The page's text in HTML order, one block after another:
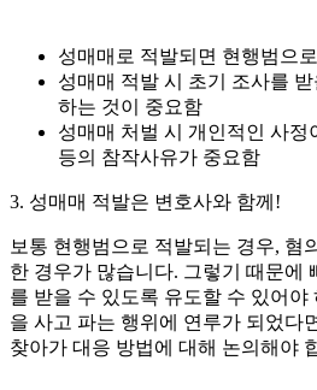
성매매로 적발되면 현행범으
성매매 적발 시 초기 조사를
하는 것이 중요함
성매매 처벌 시 개인적인 사정
등의 참작사유가 중요함
3. 성매매 적발은 변호사와 함께!
보통 현행범으로 적발되는 경우, 혐
한 경우가 많습니다. 그렇기 때문에
를 받을 수 있도록 유도할 수 있어야
을 사고 파는 행위에 연루가 되었다
찾아가 대응 방법에 대해 논의해야